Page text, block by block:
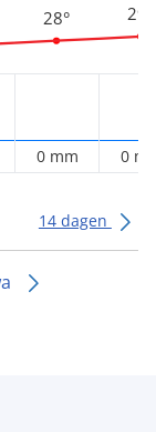
28°
0 mm
29°
0
14 dagen